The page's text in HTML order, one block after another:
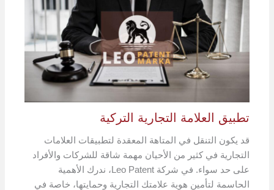
تطبيق العلامة التجارية التركية
قد يكون التنقل في المتاهة المعقدة لتطبيقات العلامات
التجارية في كثير من الأحيان مهمة شاقة للشركات والأفراد
على حد سواء. في شركة Leo Patent، ندرك الأهمية
الحاسمة لتأمين هوية علامتك التجارية وحمايتها، خاصة في